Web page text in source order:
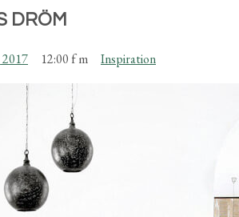
DRÖM
12:00 f m Inspiration